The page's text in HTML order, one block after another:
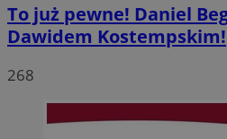
To już pewne! Daniel
Dawidem Kostempskim!
268